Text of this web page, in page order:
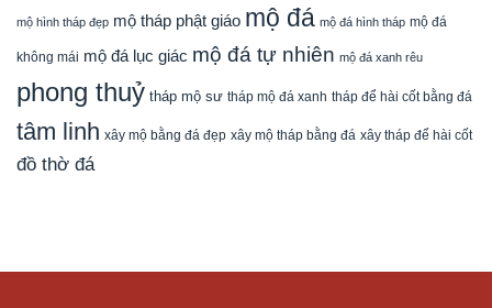
mộ hình tháp đẹp mộ tháp phật giáo mộ đá mộ đá hình tháp mộ đá
không mái mộ đá lục giác mộ đá tự nhiên mộ đá xanh rêu
phong thuỷ tháp mộ sư tháp mộ đá xanh tháp để hài cốt bằng đá
tâm linh xây mộ bằng đá đẹp xây mộ tháp bằng đá xây tháp để hài cốt
đồ thờ đá